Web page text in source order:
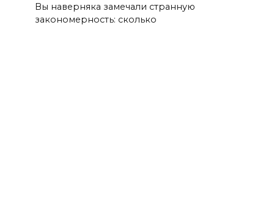
Вы наверняка замечали странную
закономерность: сколько